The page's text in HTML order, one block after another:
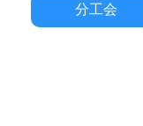
分工会